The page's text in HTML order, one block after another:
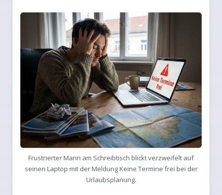
Frustrierter Mann am Schreibtisch blickt verzweifelt auf
seinen Laptop mit der Meldung Keine Termine frei bei der
Urlaubsplanung.